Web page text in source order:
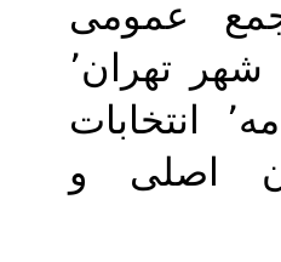
عمومی
انجمن صنفی خبرنگاران شهر تهران٬
پس از تصویب اساسنامه٬ انتخابات
اصلی و